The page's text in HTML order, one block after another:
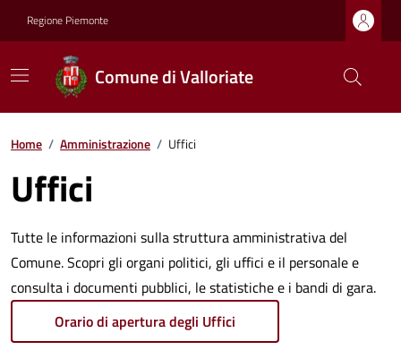
Regione Piemonte
Comune di Valloriate
Home / Amministrazione / Uffici
Uffici
Tutte le informazioni sulla struttura amministrativa del
Comune. Scopri gli organi politici, gli uffici e il personale e
consulta i documenti pubblici, le statistiche e i bandi di gara.
Orario di apertura degli Uffici